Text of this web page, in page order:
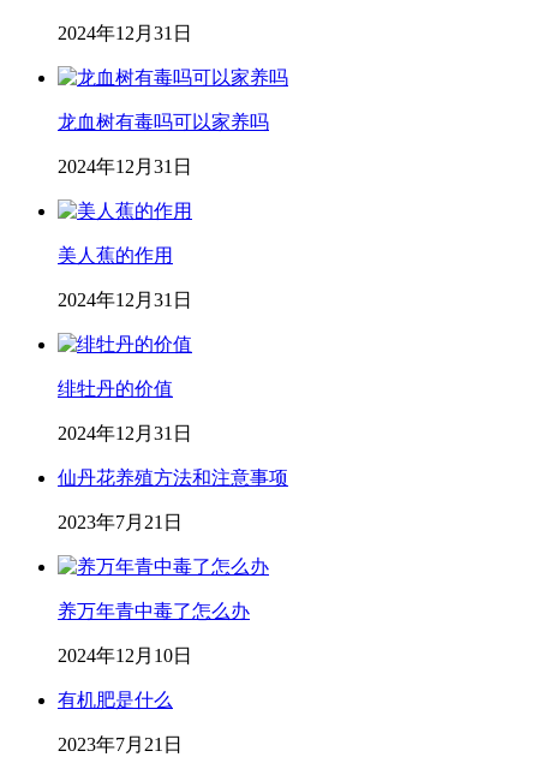
2024年12月31日
龙血树有毒吗可以家养吗
2024年12月31日
美人蕉的作用
2024年12月31日
绯牡丹的价值
2024年12月31日
仙丹花养殖方法和注意事项
2023年7月21日
养万年青中毒了怎么办
2024年12月10日
有机肥是什么
2023年7月21日